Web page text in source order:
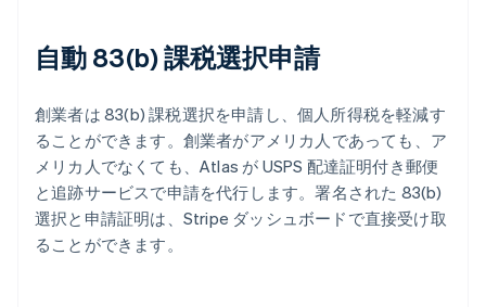
自動 83(b) 課税選択申請
創業者は 83(b) 課税選択を申請し、個人所得税を軽減す
ることができます。創業者がアメリカ人であっても、ア
メリカ人でなくても、Atlas が USPS 配達証明付き郵便
と追跡サービスで申請を代行します。署名された 83(b)
選択と申請証明は、Stripe ダッシュボードで直接受け取
ることができます。